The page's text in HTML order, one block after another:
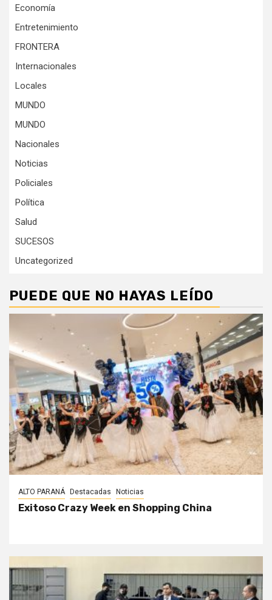
Economía
Entretenimiento
FRONTERA
Internacionales
Locales
MUNDO
MUNDO
Nacionales
Noticias
Policiales
Política
Salud
SUCESOS
Uncategorized
PUEDE QUE NO HAYAS LEÍDO
ALTO PARANÁ Destacadas Noticias
Exitoso Crazy Week en Shopping China